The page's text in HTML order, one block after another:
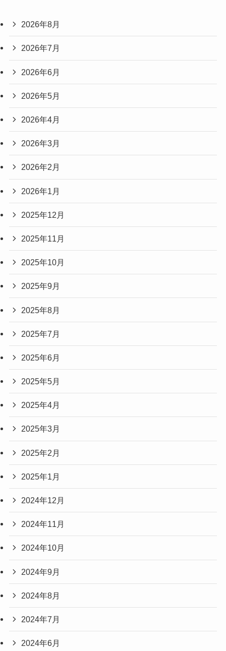
2026年8月
2026年7月
2026年6月
2026年5月
2026年4月
2026年3月
2026年2月
2026年1月
2025年12月
2025年11月
2025年10月
2025年9月
2025年8月
2025年7月
2025年6月
2025年5月
2025年4月
2025年3月
2025年2月
2025年1月
2024年12月
2024年11月
2024年10月
2024年9月
2024年8月
2024年7月
2024年6月